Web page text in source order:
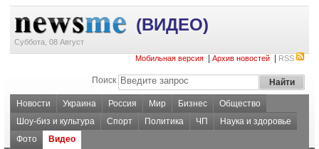
(ВИДЕО)
Суббота, 08 Август
Мобильная версия
Архив новостей RSS
Поиск
Новости Украина Россия Мир Бизнес
Общество
Шоу-биз и культура
Спорт Политика ЧП
Наука и здоровье
Фото
Видео